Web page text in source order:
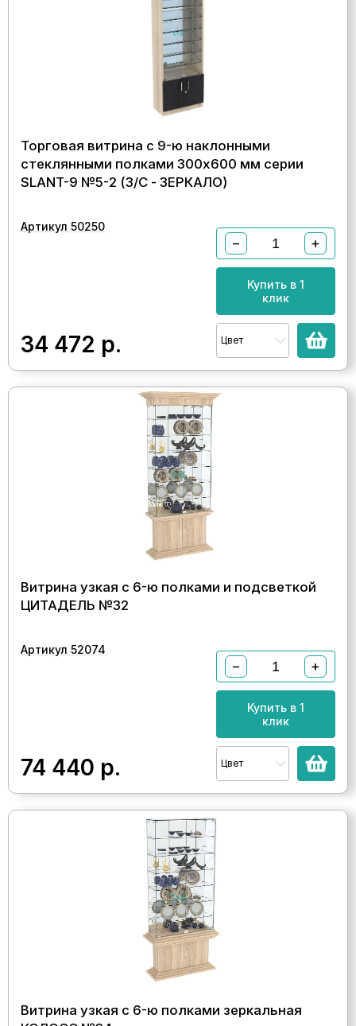
Торговая витрина с 9-ю наклонными
стеклянными полками 300x600 мм серии
SLANT-9 №5-2 (З/C - ЗЕРКАЛО)
Артикул 50250
34 472 р.
− +
Купить в 1
клик
Цвет
Витрина узкая с 6-ю полками и подсветкой
ЦИТАДЕЛЬ №32
Артикул 52074
74 440 р.
− +
Купить в 1
клик
Цвет
Витрина узкая с 6-ю полками зеркальная